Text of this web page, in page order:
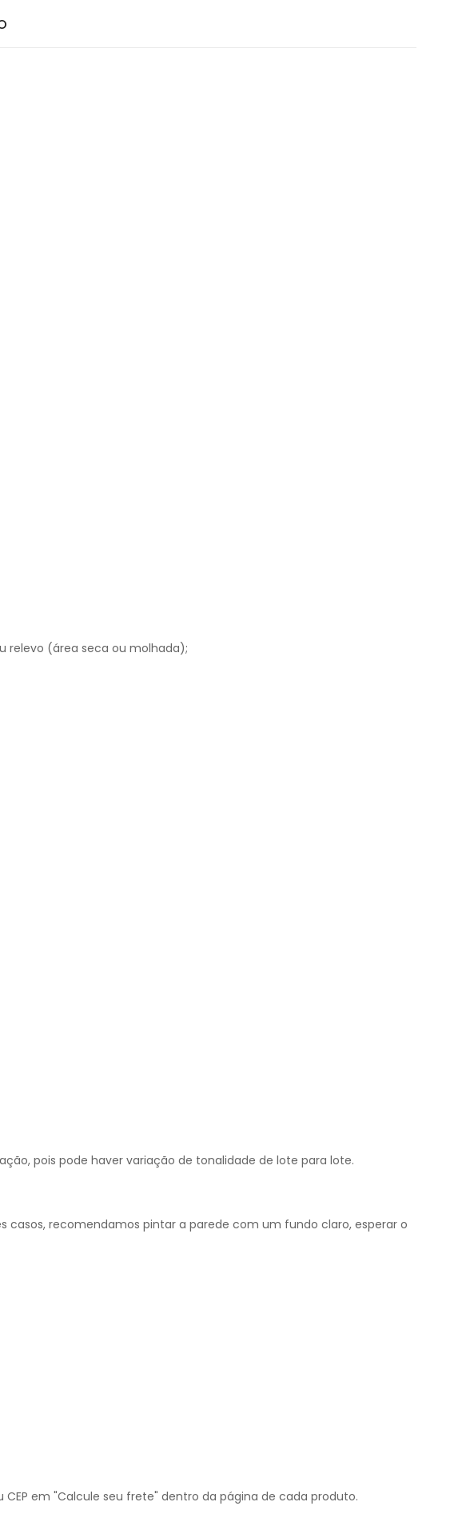
relevo (área seca ou molhada);
pois pode haver variação de tonalidade de lote para lote.
casos, recomendamos pintar a parede com um fundo claro, esperar o
em "Calcule seu frete" dentro da página de cada produto.